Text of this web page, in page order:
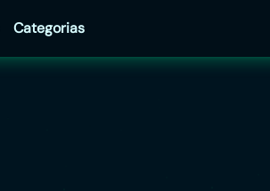
Categorias